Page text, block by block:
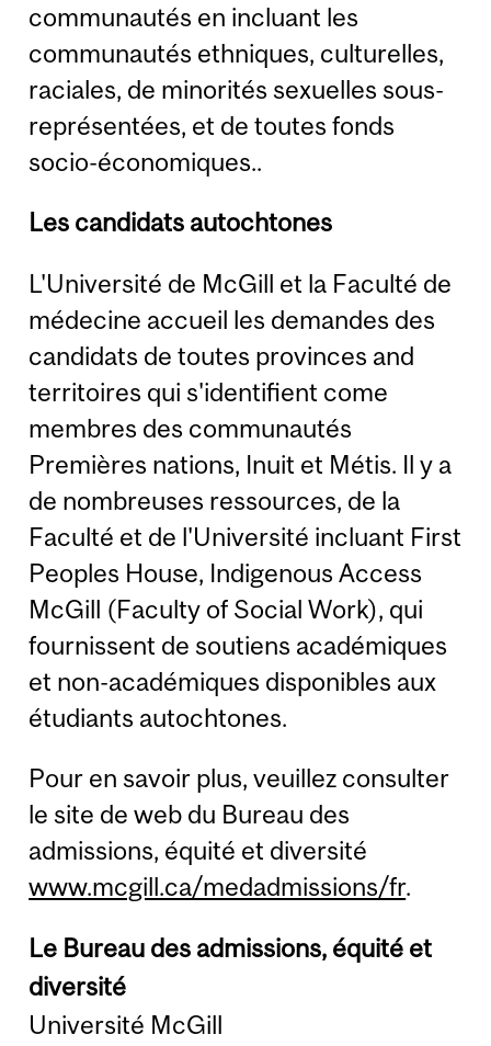
communautés en incluant les
communautés ethniques, culturelles,
raciales, de minorités sexuelles sous-
représentées, et de toutes fonds
socio-économiques..
Les candidats autochtones
L'Université de McGill et la Faculté de
médecine accueil les demandes des
candidats de toutes provinces and
territoires qui s'identifient come
membres des communautés
Premières nations, Inuit et Métis. Il y a
de nombreuses ressources, de la
Faculté et de l'Université incluant First
Peoples House, Indigenous Access
McGill (Faculty of Social Work), qui
fournissent de soutiens académiques
et non-académiques disponibles aux
étudiants autochtones.
Pour en savoir plus, veuillez consulter
le site de web du Bureau des
admissions, équité et diversité
www.mcgill.ca/medadmissions/fr.
Le Bureau des admissions, équité et
diversité
Université McGill